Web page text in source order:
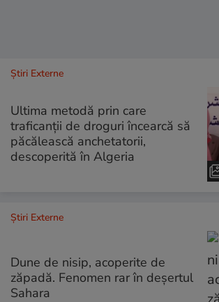
Știri Externe
Ultima metodă prin care
traficanții de droguri încearcă să
păcălească anchetatorii,
descoperită în Algeria
Știri Externe
Dune de nisip, acoperite de
zăpadă. Fenomen rar în deșertul
Sahara